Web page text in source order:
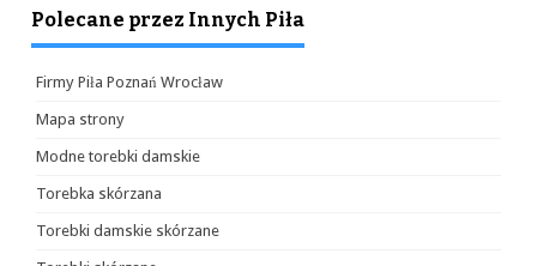
Polecane przez Innych Piła
Firmy Piła Poznań Wrocław
Mapa strony
Modne torebki damskie
Torebka skórzana
Torebki damskie skórzane